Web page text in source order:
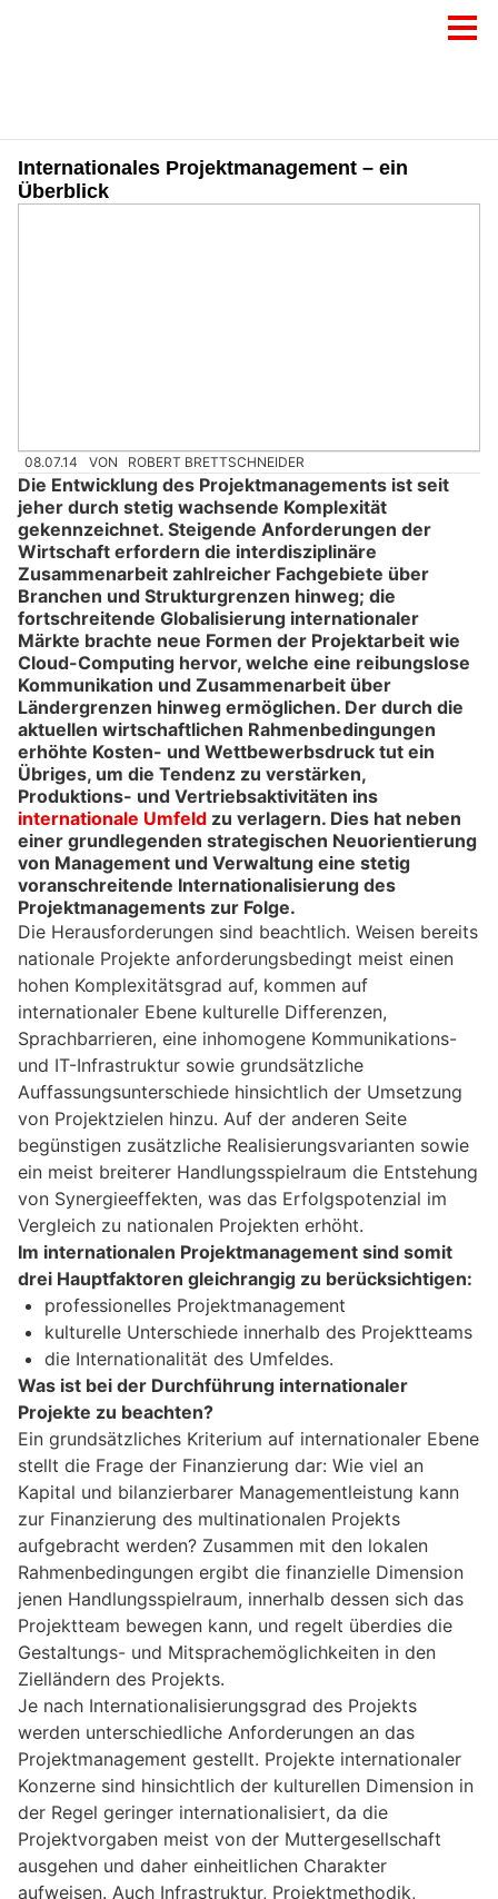
Internationales Projektmanagement – ein
Überblick
08.07.14 VON ROBERT BRETTSCHNEIDER
Die Entwicklung des Projektmanagements ist seit
jeher durch stetig wachsende Komplexität
gekennzeichnet. Steigende Anforderungen der
Wirtschaft erfordern die interdisziplinäre
Zusammenarbeit zahlreicher Fachgebiete über
Branchen und Strukturgrenzen hinweg; die
fortschreitende Globalisierung internationaler
Märkte brachte neue Formen der Projektarbeit wie
Cloud-Computing hervor, welche eine reibungslose
Kommunikation und Zusammenarbeit über
Ländergrenzen hinweg ermöglichen. Der durch die
aktuellen wirtschaftlichen Rahmenbedingungen
erhöhte Kosten- und Wettbewerbsdruck tut ein
Übriges, um die Tendenz zu verstärken,
Produktions- und Vertriebsaktivitäten ins
internationale Umfeld zu verlagern. Dies hat neben
einer grundlegenden strategischen Neuorientierung
von Management und Verwaltung eine stetig
voranschreitende Internationalisierung des
Projektmanagements zur Folge.
Die Herausforderungen sind beachtlich. Weisen bereits
nationale Projekte anforderungsbedingt meist einen
hohen Komplexitätsgrad auf, kommen auf
internationaler Ebene kulturelle Differenzen,
Sprachbarrieren, eine inhomogene Kommunikations-
und IT-Infrastruktur sowie grundsätzliche
Auffassungsunterschiede hinsichtlich der Umsetzung
von Projektzielen hinzu. Auf der anderen Seite
begünstigen zusätzliche Realisierungsvarianten sowie
ein meist breiterer Handlungsspielraum die Entstehung
von Synergieeffekten, was das Erfolgspotenzial im
Vergleich zu nationalen Projekten erhöht.
Im internationalen Projektmanagement sind somit
drei Hauptfaktoren gleichrangig zu berücksichtigen:
professionelles Projektmanagement
kulturelle Unterschiede innerhalb des Projektteams
die Internationalität des Umfeldes.
Was ist bei der Durchführung internationaler
Projekte zu beachten?
Ein grundsätzliches Kriterium auf internationaler Ebene
stellt die Frage der Finanzierung dar: Wie viel an
Kapital und bilanzierbarer Managementleistung kann
zur Finanzierung des multinationalen Projekts
aufgebracht werden? Zusammen mit den lokalen
Rahmenbedingungen ergibt die finanzielle Dimension
jenen Handlungsspielraum, innerhalb dessen sich das
Projektteam bewegen kann, und regelt überdies die
Gestaltungs- und Mitsprachemöglichkeiten in den
Zielländern des Projekts.
Je nach Internationalisierungsgrad des Projekts
werden unterschiedliche Anforderungen an das
Projektmanagement gestellt. Projekte internationaler
Konzerne sind hinsichtlich der kulturellen Dimension in
der Regel geringer internationalisiert, da die
Projektvorgaben meist von der Muttergesellschaft
ausgehen und daher einheitlichen Charakter
aufweisen. Auch Infrastruktur, Projektmethodik,